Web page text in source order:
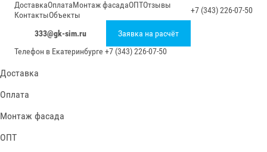
ДоставкаОплатаМонтаж фасадаОПТОтзывы
КонтактыОбъекты +7 (343) 226-07-50
333@gk-sim.ru
Заявка на расчёт
Телефон в Екатеринбурге +7 (343) 226-07-50
Доставка
Оплата
Монтаж фасада
ОПТ